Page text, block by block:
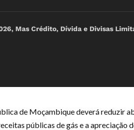
Mas Crédito, Dívida e Divisas
de Moçambique deverá reduzir
públicas de gás e a apreciação